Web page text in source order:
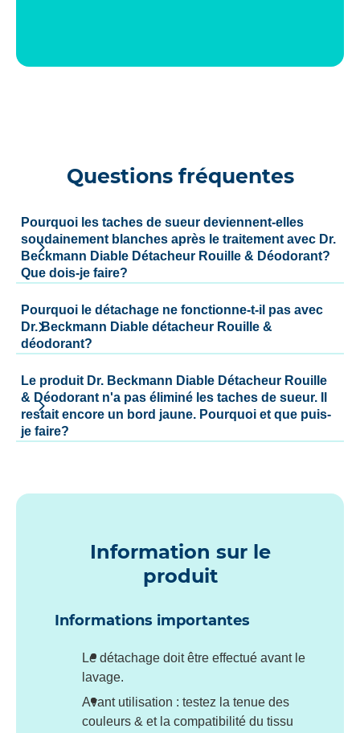
Questions fréquentes
Pourquoi les taches de sueur deviennent-elles
soudainement blanches après le traitement avec Dr.
Beckmann Diable Détacheur Rouille & Déodorant?
Que dois-je faire?
Pourquoi le détachage ne fonctionne-t-il pas avec
Dr. Beckmann Diable détacheur Rouille &
déodorant?
Le produit Dr. Beckmann Diable Détacheur Rouille
& Déodorant n'a pas éliminé les taches de sueur. Il
restait encore un bord jaune. Pourquoi et que puis-
je faire?
Information sur le
produit
Informations importantes
Le détachage doit être effectué avant le
lavage.
Avant utilisation : testez la tenue des
couleurs & et la compatibilité du tissu